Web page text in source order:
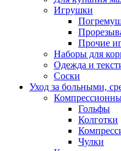
Игрушки
Прочие
Наборы для
Одежда и
Соски
Уход за больными,
Гольфы
Колготки
Чулки